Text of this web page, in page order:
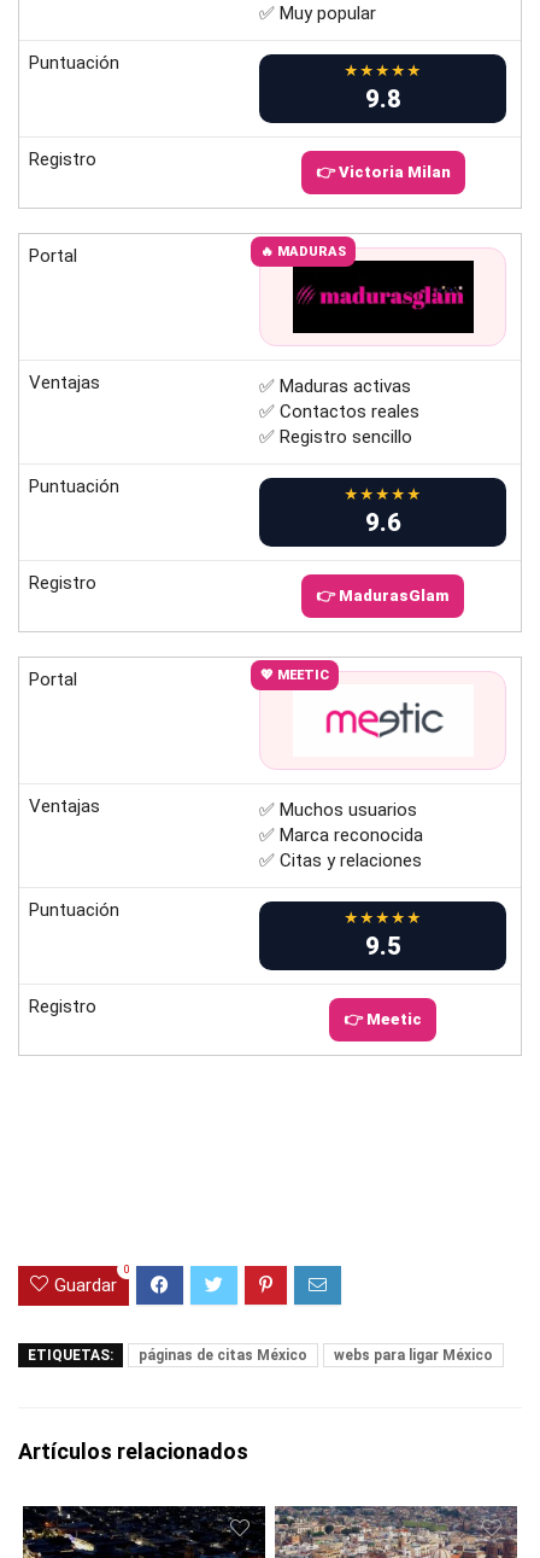
✅ Muy popular
Puntuación ★★★★★
9.8
Registro
👉 Victoria Milan
Portal 🔥 MADURAS
Ventajas
✅ Maduras activas
✅ Contactos reales
✅ Registro sencillo
Puntuación ★★★★★
9.6
Registro
👉 MadurasGlam
Portal 💖 MEETIC
Ventajas
✅ Muchos usuarios
✅ Marca reconocida
✅ Citas y relaciones
Puntuación ★★★★★
9.5
Registro
👉 Meetic
Guardar
0
ETIQUETAS: páginas de citas México webs para ligar México
Artículos relacionados